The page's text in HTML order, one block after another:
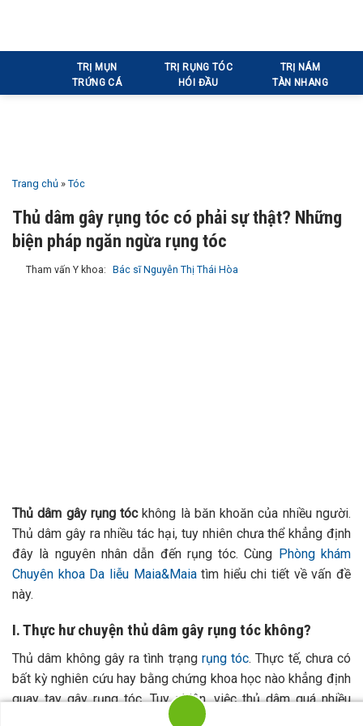
nội
TRỊ MỤN
TRỨNG CÁ
TRỊ RỤNG TÓC
HÓI ĐẦU
TRỊ NÁM
TÀN NHANG
Trang chủ » Tóc
Thủ dâm gây rụng tóc có phải sự thật? Những
biện pháp ngăn ngừa rụng tóc
Tham vấn Y khoa: Bác sĩ Nguyễn Thị Thái Hòa
Thủ dâm gây rụng tóckhông là băn khoăn của nhiều người.
Thủ dâm gây ra nhiều tác hại, tuy nhiên chưa thể khẳng định
đây là nguyên nhân dẫn đến rụng tóc. Cùng Phòng khám
Chuyên khoa Da liễu Maia&Maiatìm hiểu chi tiết về vấn đề
này.
I. Thực hư chuyện thủ dâm gây rụng tóc không?
Thủ dâm không gây ra tình trạng rụng tóc. Thực tế, chưa có
bất kỳ nghiên cứu hay bằng chứng khoa học nào khẳng định
quay tay gây rụng tóc. Tuy nhiên, việc thủ dâm quá nhiều
hoặc không đúng cách sẽ gây tổn thương cho dương vật,